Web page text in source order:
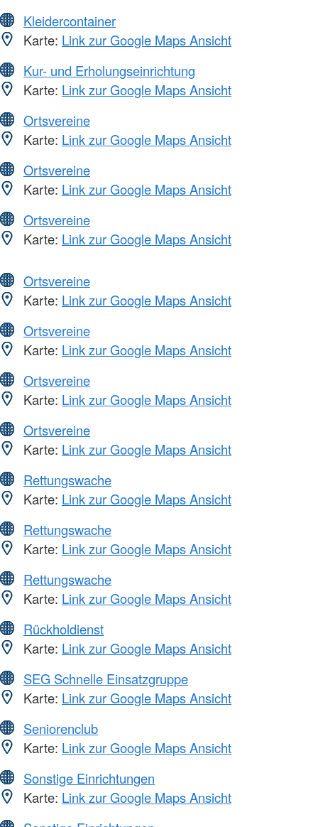
Kleidercontainer
Karte: Link zur Google Maps Ansicht
Kur- und Erholungseinrichtung
Karte: Link zur Google Maps Ansicht
Ortsvereine
Karte: Link zur Google Maps Ansicht
Ortsvereine
Karte: Link zur Google Maps Ansicht
Ortsvereine
Karte: Link zur Google Maps Ansicht
Ortsvereine
Karte: Link zur Google Maps Ansicht
Ortsvereine
Karte: Link zur Google Maps Ansicht
Ortsvereine
Karte: Link zur Google Maps Ansicht
Ortsvereine
Karte: Link zur Google Maps Ansicht
Rettungswache
Karte: Link zur Google Maps Ansicht
Rettungswache
Karte: Link zur Google Maps Ansicht
Rettungswache
Karte: Link zur Google Maps Ansicht
Rückholdienst
Karte: Link zur Google Maps Ansicht
SEG Schnelle Einsatzgruppe
Karte: Link zur Google Maps Ansicht
Seniorenclub
Karte: Link zur Google Maps Ansicht
Sonstige Einrichtungen
Karte: Link zur Google Maps Ansicht